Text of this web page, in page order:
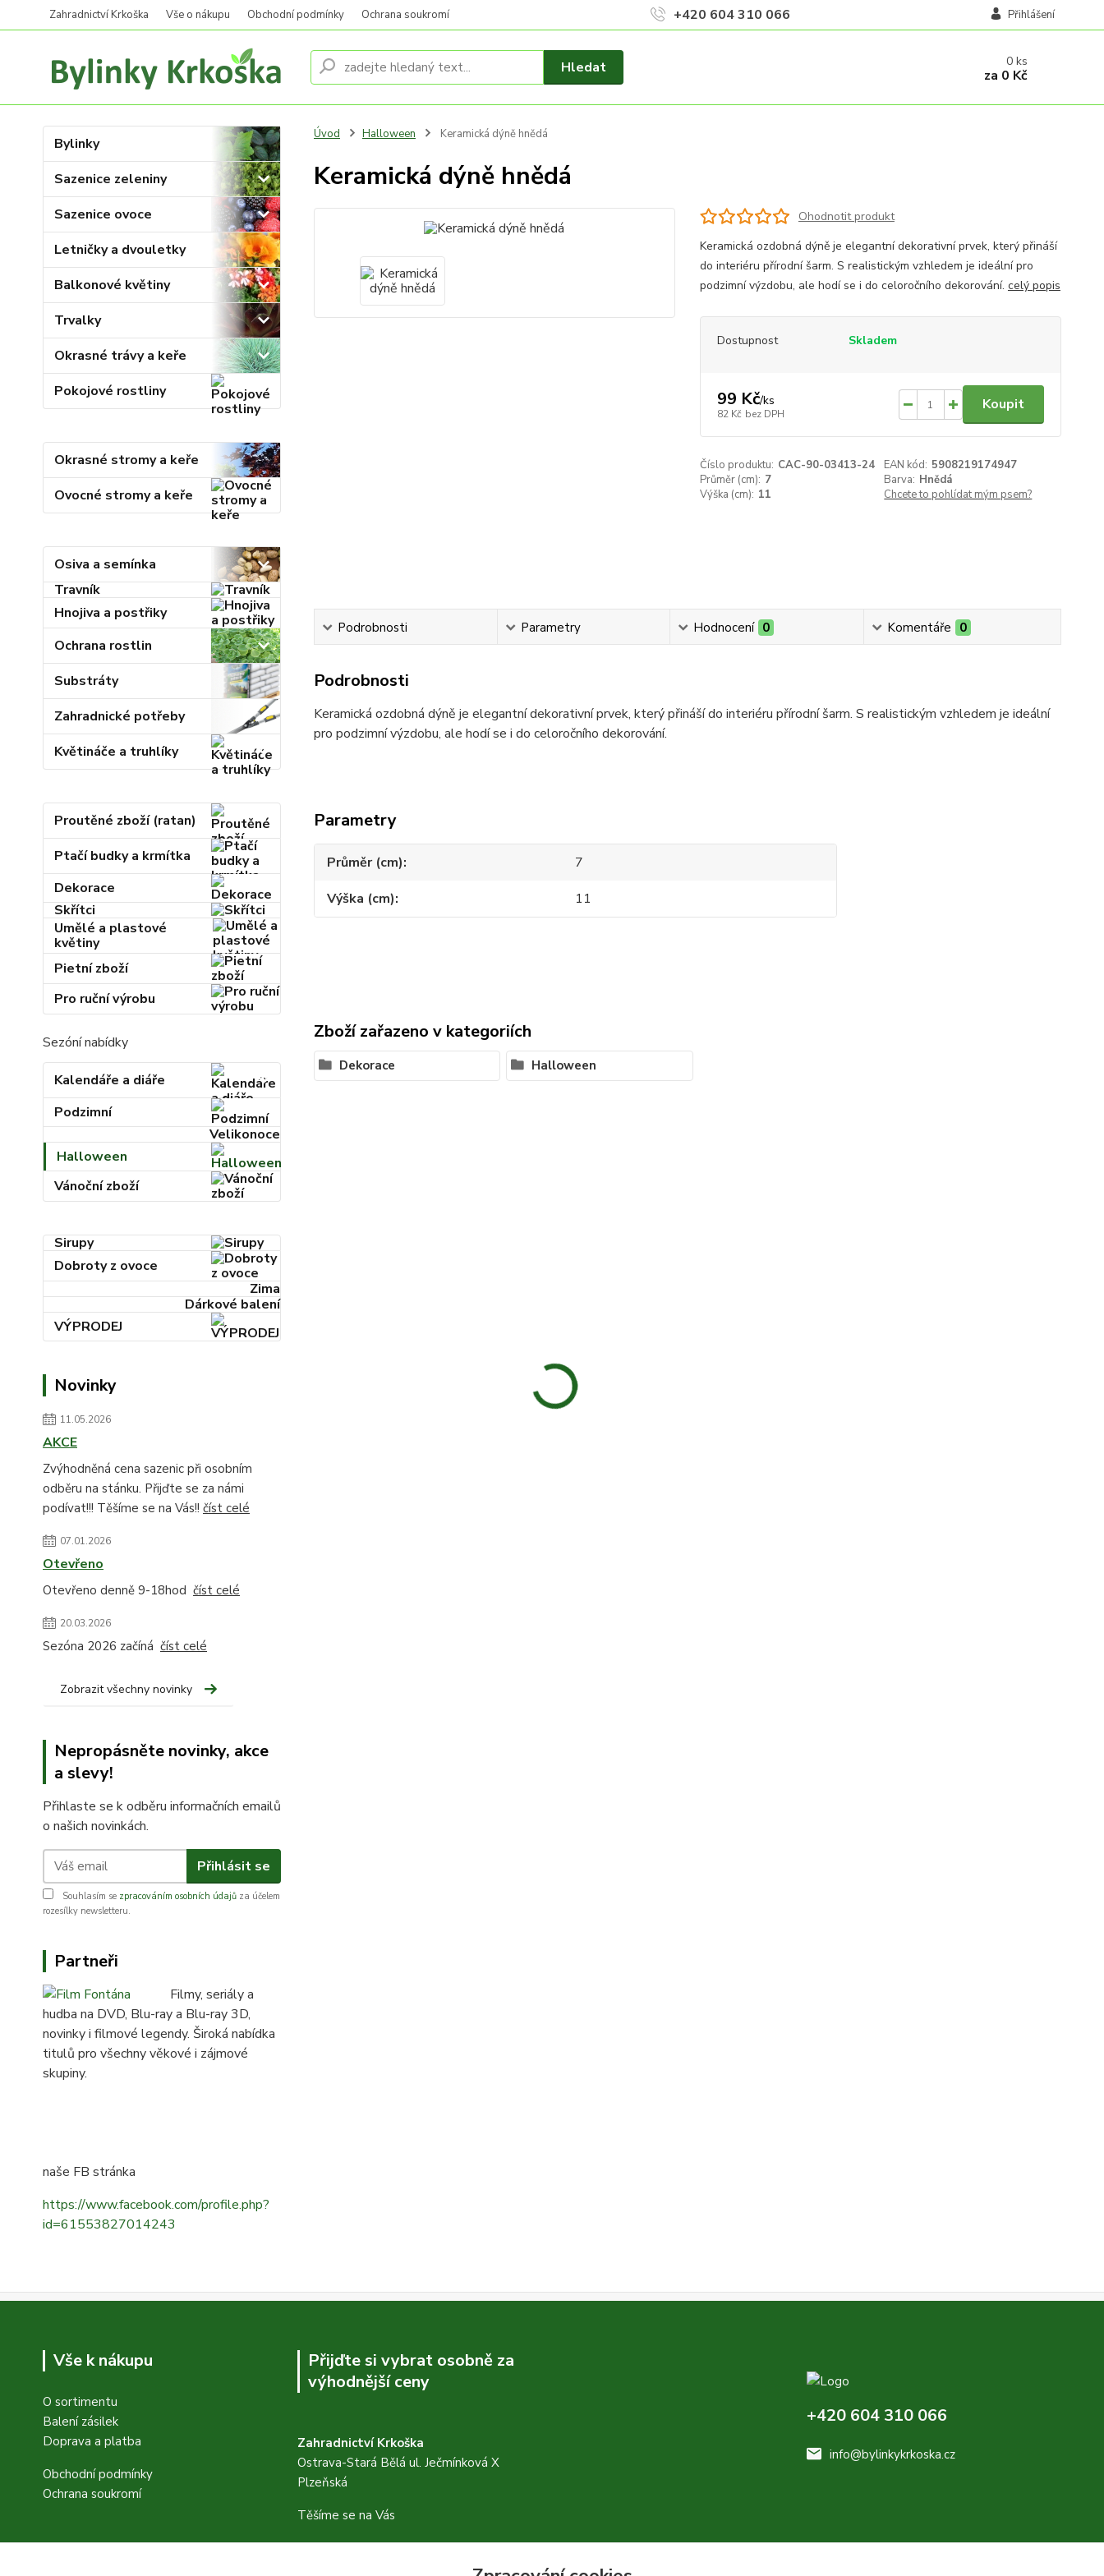
Zahradnictví Krkoška Vše o nákupu Obchodní podmínky Ochrana soukromí Přihlášení
Hledat
+420 604 310 066
0ks
za 0 Kč
Bylinky
Sazenice zeleniny
Sazenice ovoce
Letničky a dvouletky
Balkonové květiny
Trvalky
Okrasné trávy a keře
Pokojové rostliny
Okrasné stromy a keře
Ovocné stromy a keře
Osiva a semínka
Travník
Hnojiva a postřiky
Ochrana rostlin
Substráty
Zahradnické potřeby
Květináče a truhlíky
Proutěné zboží (ratan)
Ptačí budky a krmítka
Dekorace
Skřítci
Umělé a plastové
květiny
Pietní zboží
Pro ruční výrobu
Sezóní nabídky
Kalendáře a diáře
Podzimní
Velikonoce
Halloween
Vánoční zboží
Sirupy
Dobroty z ovoce
Zima
Dárkové balení
VÝPRODEJ
Novinky
11.05.2026
AKCE
Zvýhodněná cena sazenic při osobním
odběru na stánku. Přijďte se za námi
podívat!!! Těšíme se na Vás!! číst celé
07.01.2026
Otevřeno
Otevřeno denně 9-18hod číst celé
20.03.2026
Sezóna 2026 začíná číst celé
Zobrazit všechny novinky
Nepropásněte novinky, akce
a slevy!
Přihlaste se k odběru informačních emailů
o našich novinkách.
Přihlásit se
Souhlasím se zpracováním osobních údajů za účelem
rozesílky newsletteru.
Partneři
Filmy, seriály a
hudba na DVD, Blu-ray a Blu-ray 3D,
novinky i filmové legendy. Široká nabídka
titulů pro všechny věkové i zájmové
skupiny.
naše FB stránka
https://www.facebook.com/profile.php?
id=61553827014243
Úvod Halloween Keramická dýně hnědá
Keramická dýně hnědá
Ohodnotit produkt
Keramická ozdobná dýně je elegantní dekorativní prvek, který přináší
do interiéru přírodní šarm. S realistickým vzhledem je ideální pro
podzimní výzdobu, ale hodí se i do celoročního dekorování. celý popis
Dostupnost Skladem
99 Kč/ks
82 Kč bez DPH
Koupit
Číslo produktu: CAC-90-03413-24 EAN kód: 5908219174947
Průměr (cm): 7 Barva: Hnědá
Výška (cm): 11 Chcete to pohlídat mým psem?
Podrobnosti Parametry Hodnocení 0 Komentáře 0
Podrobnosti
Keramická ozdobná dýně je elegantní dekorativní prvek, který přináší do interiéru přírodní šarm. S realistickým vzhledem je ideální
pro podzimní výzdobu, ale hodí se i do celoročního dekorování.
Parametry
Průměr (cm)
7
Výška (cm)
11
Zboží zařazeno v kategoriích
Dekorace Halloween
Vše k nákupu
O sortimentu
Balení zásilek
Doprava a platba
Obchodní podmínky
Ochrana soukromí
Přijďte si vybrat osobně za
výhodnější ceny
Zahradnictví Krkoška
Ostrava-Stará Bělá ul. Ječmínková X
Plzeňská
Těšíme se na Vás
+420 604 310 066
info@bylinkykrkoska.cz